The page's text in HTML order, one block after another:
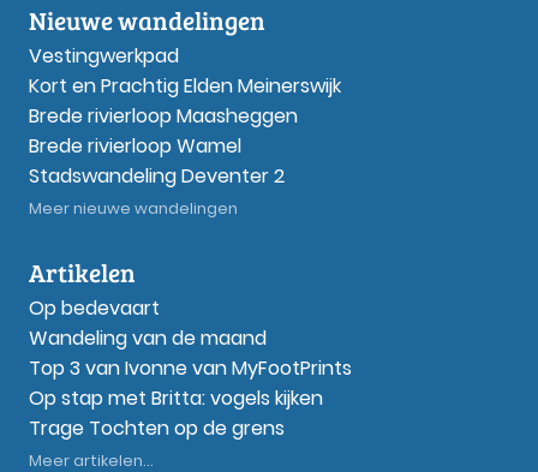
Nieuwe wandelingen
Vestingwerkpad
Kort en Prachtig Elden Meinerswijk
Brede rivierloop Maasheggen
Brede rivierloop Wamel
Stadswandeling Deventer 2
Meer nieuwe wandelingen
Artikelen
Op bedevaart
Wandeling van de maand
Top 3 van Ivonne van MyFootPrints
Op stap met Britta: vogels kijken
Trage Tochten op de grens
Meer artikelen...